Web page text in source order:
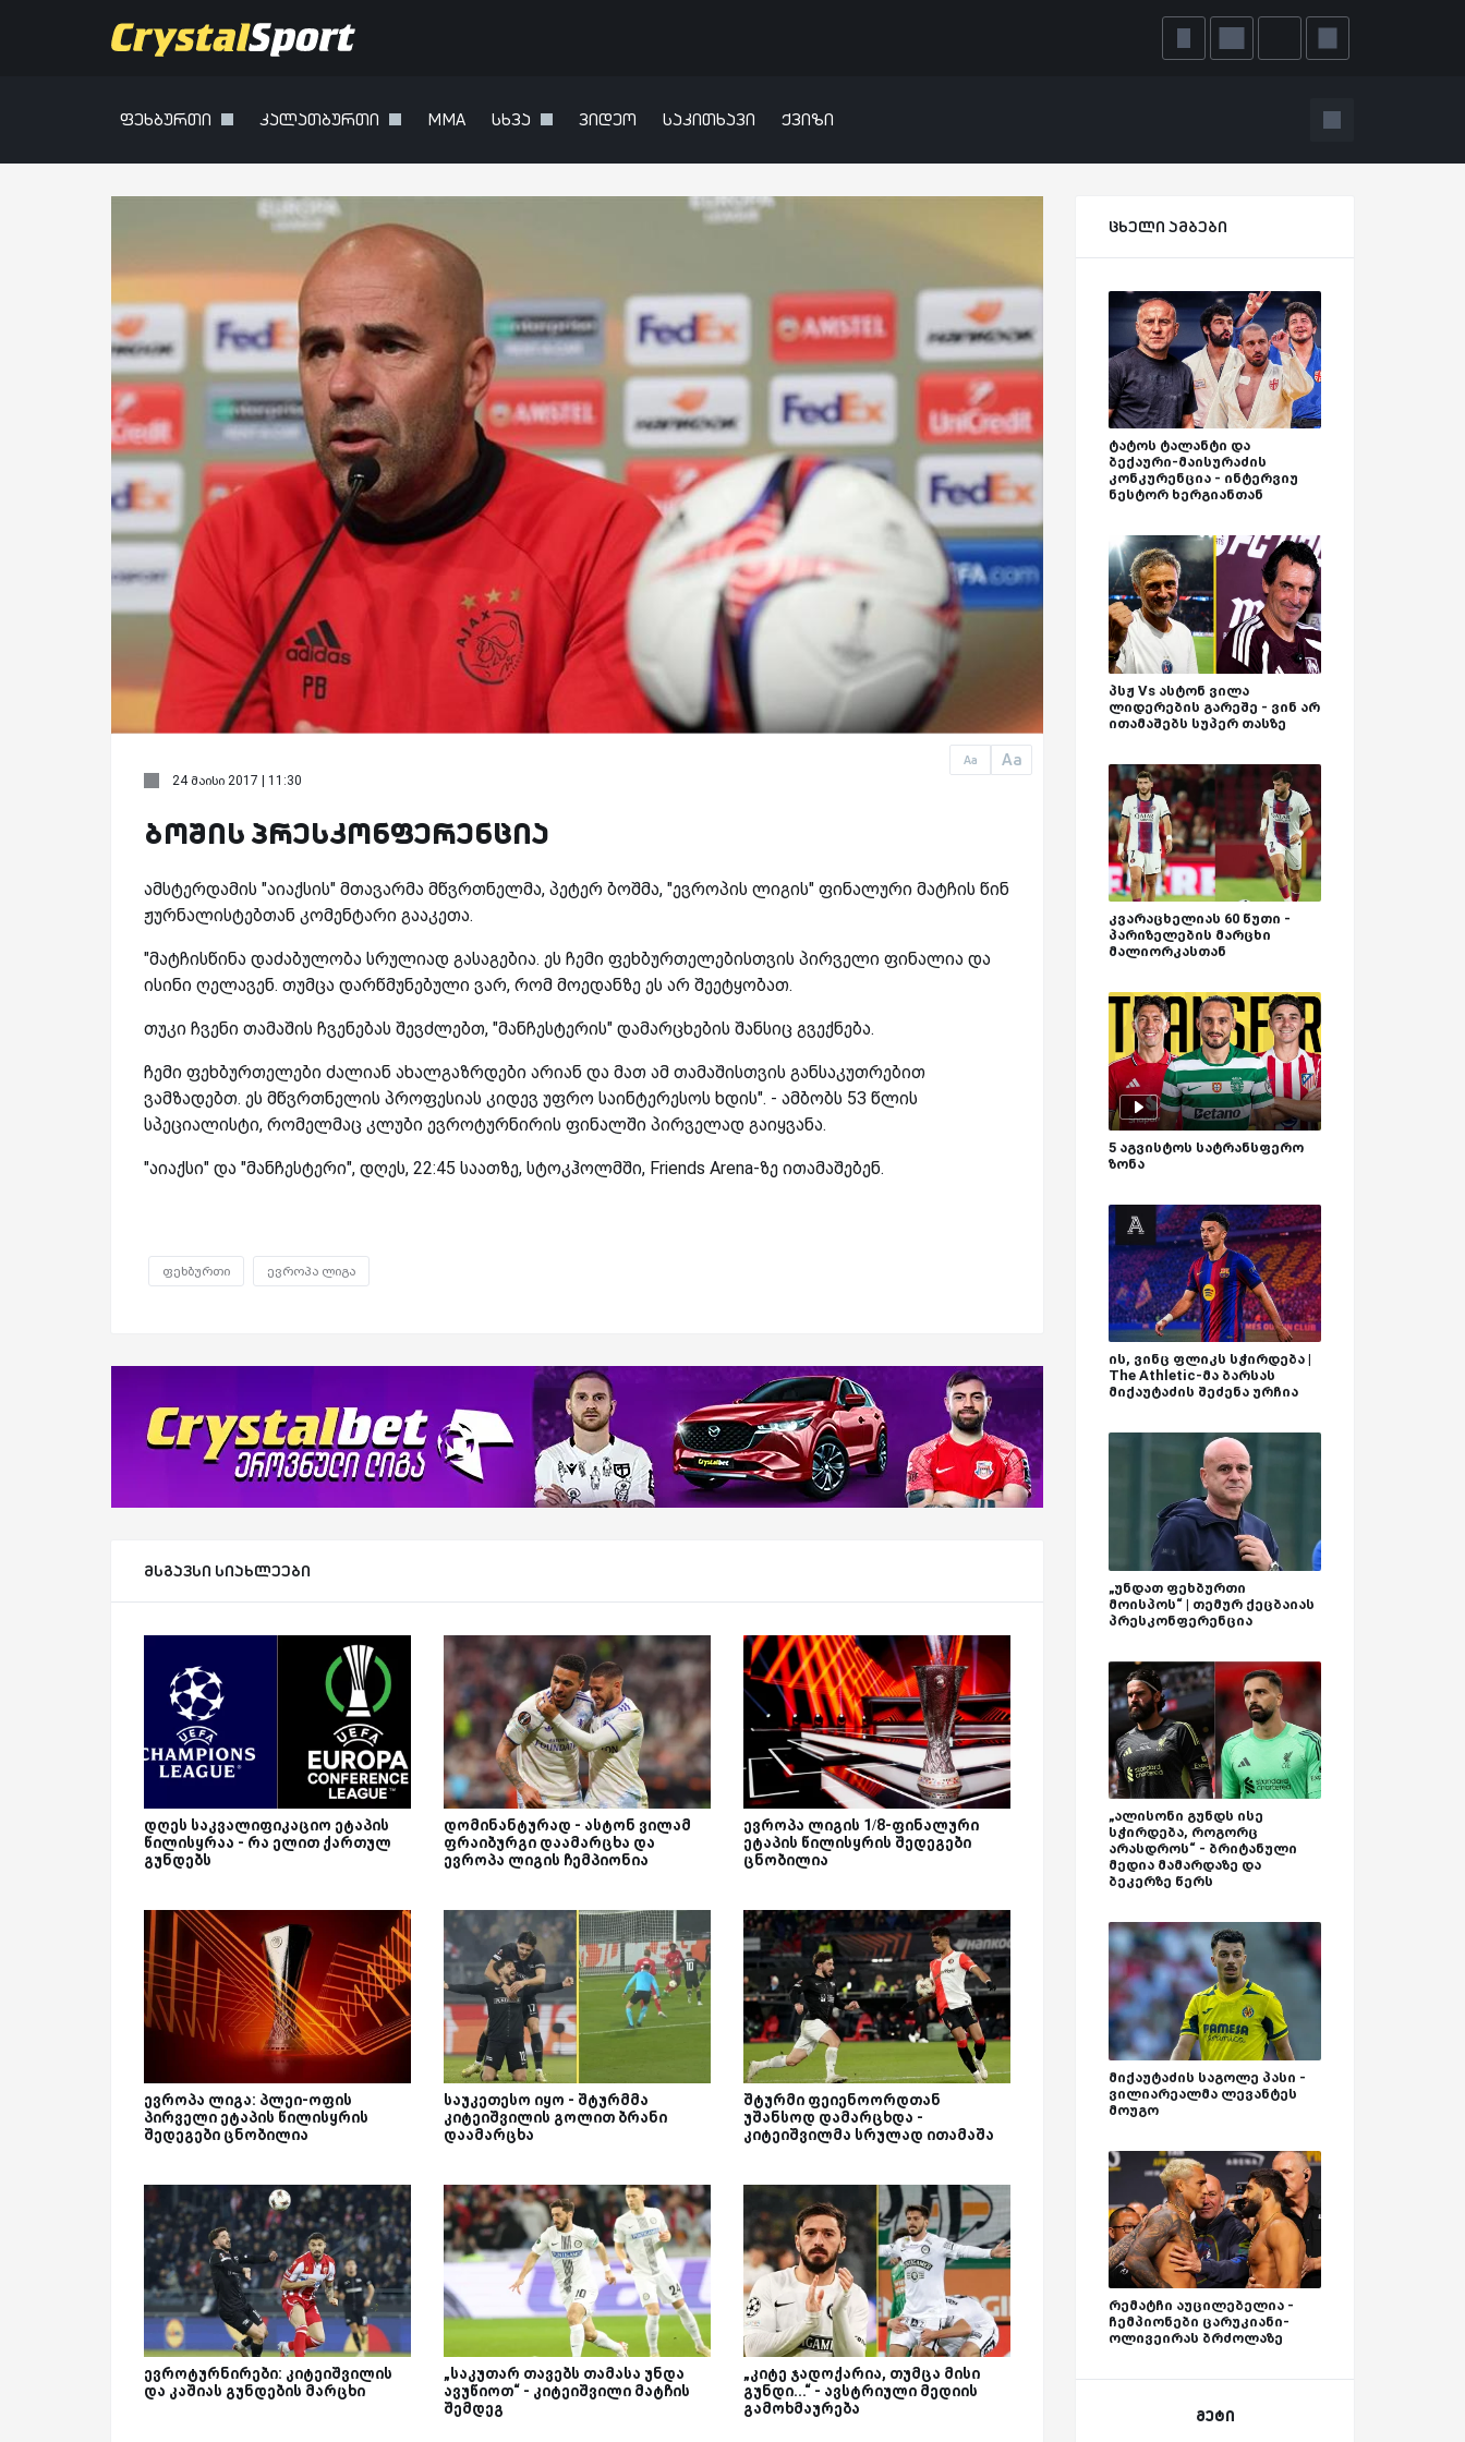
ფეხბურთი კალათბურთი MMA სხვა ვიდეო საკითხავი ქვიზი
Aa Aa
24 მაისი 2017 | 11:30
ბოშის პრესკონფერენცია
ამსტერდამის "აიაქსის" მთავარმა მწვრთნელმა, პეტერ ბოშმა, "ევროპის ლიგის" ფინალური მატჩის წინ
ჟურნალისტებთან კომენტარი გააკეთა.
"მატჩისწინა დაძაბულობა სრულიად გასაგებია. ეს ჩემი ფეხბურთელებისთვის პირველი ფინალია და
ისინი ღელავენ. თუმცა დარწმუნებული ვარ, რომ მოედანზე ეს არ შეეტყობათ.
თუკი ჩვენი თამაშის ჩვენებას შევძლებთ, "მანჩესტერის" დამარცხების შანსიც გვექნება.
ჩემი ფეხბურთელები ძალიან ახალგაზრდები არიან და მათ ამ თამაშისთვის განსაკუთრებით
ვამზადებთ. ეს მწვრთნელის პროფესიას კიდევ უფრო საინტერესოს ხდის". - ამბობს 53 წლის
სპეციალისტი, რომელმაც კლუბი ევროტურნირის ფინალში პირველად გაიყვანა.
"აიაქსი" და "მანჩესტერი", დღეს, 22:45 საათზე, სტოკჰოლმში, Friends Arena-ზე ითამაშებენ.
ფეხბურთი ევროპა ლიგა
მსგავსი სიახლეები
დღეს საკვალიფიკაციო ეტაპის
წილისყრაა - რა ელით ქართულ
გუნდებს
დომინანტურად - ასტონ ვილამ
ფრაიბურგი დაამარცხა და
ევროპა ლიგის ჩემპიონია
ევროპა ლიგის 1/8-ფინალური
ეტაპის წილისყრის შედეგები
ცნობილია
ევროპა ლიგა: პლეი-ოფის
პირველი ეტაპის წილისყრის
შედეგები ცნობილია
საუკეთესო იყო - შტურმმა
კიტეიშვილის გოლით ბრანი
დაამარცხა
შტურმი ფეიენოორდთან
უშანსოდ დამარცხდა -
კიტეიშვილმა სრულად ითამაშა
ევროტურნირები: კიტეიშვილის
და კაშიას გუნდების მარცხი
„საკუთარ თავებს თამასა უნდა
ავუწიოთ“ - კიტეიშვილი მატჩის
შემდეგ
„კიტე ჯადოქარია, თუმცა მისი
გუნდი...“ - ავსტრიული მედიის
გამოხმაურება
ცხელი ამბები
ტატოს ტალანტი და
ბექაური-მაისურაძის
კონკურენცია - ინტერვიუ
ნესტორ ხერგიანთან
პსჟ Vs ასტონ ვილა
ლიდერების გარეშე - ვინ არ
ითამაშებს სუპერ თასზე
კვარაცხელიას 60 წუთი -
პარიზელების მარცხი
მალიორკასთან
5 აგვისტოს სატრანსფერო
ზონა
ის, ვინც ფლიკს სჭირდება |
The Athletic-მა ბარსას
მიქაუტაძის შეძენა ურჩია
„უნდათ ფეხბურთი
მოისპოს“ | თემურ ქეცბაიას
პრესკონფერენცია
„ალისონი გუნდს ისე
სჭირდება, როგორც
არასდროს“ - ბრიტანული
მედია მამარდაზე და
ბეკერზე წერს
მიქაუტაძის საგოლე პასი -
ვილიარეალმა ლევანტეს
მოუგო
რემატჩი აუცილებელია -
ჩემპიონები ცარუკიანი-
ოლივეირას ბრძოლაზე
მეტი